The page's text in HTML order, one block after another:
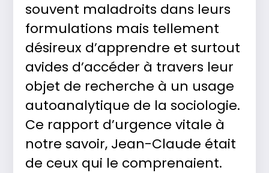
souvent maladroits dans leurs
formulations mais tellement
désireux d’apprendre et surtout
avides d’accéder à travers leur
objet de recherche à un usage
autoanalytique de la sociologie.
Ce rapport d’urgence vitale à
notre savoir, Jean-Claude était
de ceux qui le comprenaient.